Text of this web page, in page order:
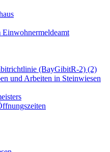
Einwohnermeldeamt
(BayGibitR-2) (2)
und Arbeiten in Steinwiesen